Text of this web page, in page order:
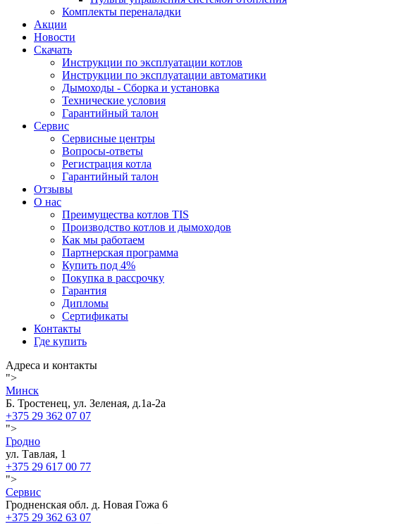
Комплекты переналадки
Акции
Новости
Скачать
Инструкции по эксплуатации котлов
Инструкции по эксплуатации автоматики
Дымоходы - Сборка и установка
Технические условия
Гарантийный талон
Сервис
Сервисные центры
Вопросы-ответы
Регистрация котла
Гарантийный талон
Отзывы
О нас
Преимущества котлов TIS
Производство котлов и дымоходов
Как мы работаем
Партнерская программа
Купить под 4%
Покупка в рассрочку
Гарантия
Дипломы
Сертификаты
Контакты
Где купить
Адреса и контакты
">
Минск
Б. Тростенец, ул. Зеленая, д.1а-2а
+375 29 362 07 07
">
Гродно
ул. Тавлая, 1
+375 29 617 00 77
">
Сервис
Гродненская обл. д. Новая Гожа 6
+375 29 362 63 07